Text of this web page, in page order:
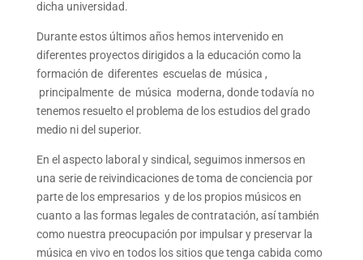
dicha universidad.
Durante estos últimos años hemos intervenido en
diferentes proyectos dirigidos a la educación como la
formación de diferentes escuelas de música ,
principalmente de música moderna, donde todavía no
tenemos resuelto el problema de los estudios del grado
medio ni del superior.
En el aspecto laboral y sindical, seguimos inmersos en
una serie de reivindicaciones de toma de conciencia por
parte de los empresarios y de los propios músicos en
cuanto a las formas legales de contratación, así también
como nuestra preocupación por impulsar y preservar la
música en vivo en todos los sitios que tenga cabida como